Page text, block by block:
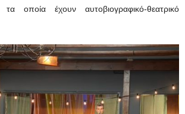
οποία έχουν αυτοβιογραφικό-θεατρικό